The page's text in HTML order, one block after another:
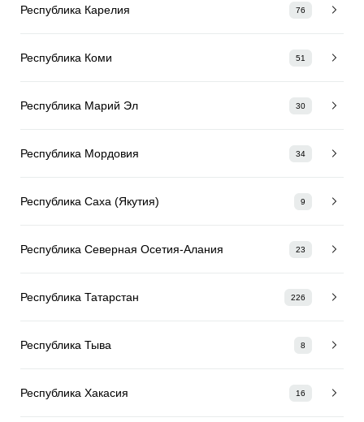
Республика Карелия 76
Республика Коми 51
Республика Марий Эл 30
Республика Мордовия 34
Республика Саха (Якутия) 9
Республика Северная Осетия-Алания 23
Республика Татарстан 226
Республика Тыва 8
Республика Хакасия 16